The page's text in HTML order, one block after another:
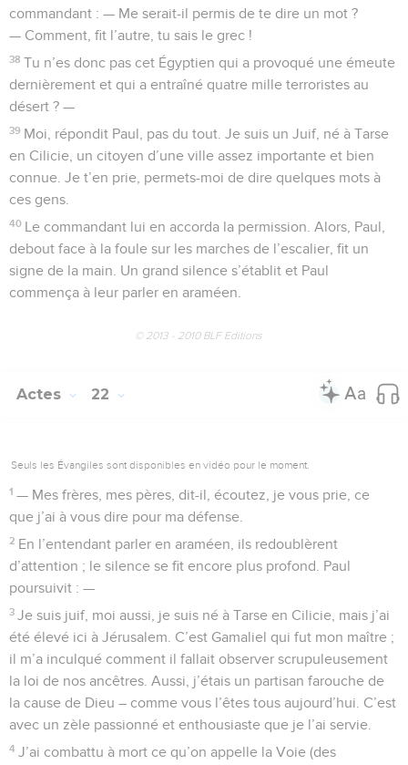
commandant : — Me serait-il permis de te dire un mot ?
— Comment, fit l’autre, tu sais le grec !
38 Tu n’es donc pas cet Égyptien qui a provoqué une émeute
dernièrement et qui a entraîné quatre mille terroristes au
désert ? —
39 Moi, répondit Paul, pas du tout. Je suis un Juif, né à Tarse
en Cilicie, un citoyen d’une ville assez importante et bien
connue. Je t’en prie, permets-moi de dire quelques mots à
ces gens.
40 Le commandant lui en accorda la permission. Alors, Paul,
debout face à la foule sur les marches de l’escalier, fit un
signe de la main. Un grand silence s’établit et Paul
commença à leur parler en araméen.
© 2013 - 2010 BLF Editions
Actes 22
Seuls les Évangiles sont disponibles en vidéo pour le moment.
1 — Mes frères, mes pères, dit-il, écoutez, je vous prie, ce
que j’ai à vous dire pour ma défense.
2 En l’entendant parler en araméen, ils redoublèrent
d’attention ; le silence se fit encore plus profond. Paul
poursuivit : —
3 Je suis juif, moi aussi, je suis né à Tarse en Cilicie, mais j’ai
été élevé ici à Jérusalem. C’est Gamaliel qui fut mon maître ;
il m’a inculqué comment il fallait observer scrupuleusement
la loi de nos ancêtres. Aussi, j’étais un partisan farouche de
la cause de Dieu – comme vous l’êtes tous aujourd’hui. C’est
avec un zèle passionné et enthousiaste que je l’ai servie.
4 J’ai combattu à mort ce qu’on appelle la Voie (des